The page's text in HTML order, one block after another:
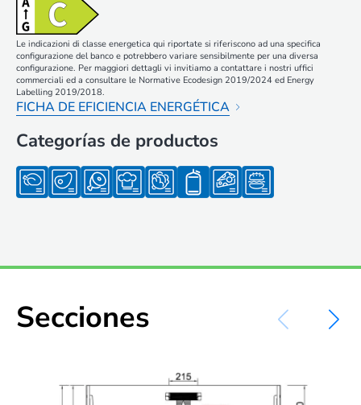
Le indicazioni di classe energetica qui riportate si riferiscono ad una specifica
configurazione del banco e potrebbero variare sensibilmente per una diversa
configurazione. Per maggiori dettagli vi invitiamo a contattare i nostri uffici
commerciali ed a consultare le Normative Ecodesign 2019/2024 ed Energy
Labelling 2019/2018.
FICHA DE EFICIENCIA ENERGÉTICA
Categorías de productos
Secciones